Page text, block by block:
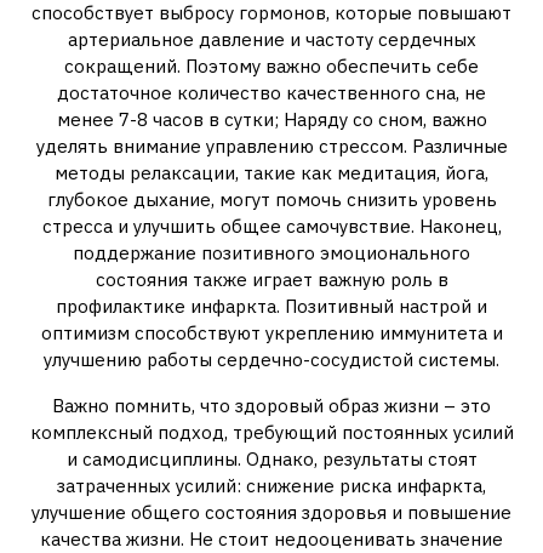
способствует выбросу гормонов, которые повышают
артериальное давление и частоту сердечных
сокращений. Поэтому важно обеспечить себе
достаточное количество качественного сна, не
менее 7-8 часов в сутки; Наряду со сном, важно
уделять внимание управлению стрессом. Различные
методы релаксации, такие как медитация, йога,
глубокое дыхание, могут помочь снизить уровень
стресса и улучшить общее самочувствие. Наконец,
поддержание позитивного эмоционального
состояния также играет важную роль в
профилактике инфаркта. Позитивный настрой и
оптимизм способствуют укреплению иммунитета и
улучшению работы сердечно-сосудистой системы.
Важно помнить, что здоровый образ жизни – это
комплексный подход, требующий постоянных усилий
и самодисциплины. Однако, результаты стоят
затраченных усилий: снижение риска инфаркта,
улучшение общего состояния здоровья и повышение
качества жизни. Не стоит недооценивать значение